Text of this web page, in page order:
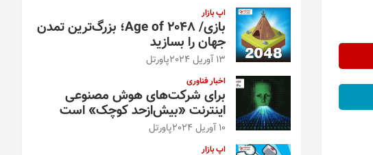
اپ بازار
بازی/ Age of 2048؛ بزرگ‌ترین تمدن
جهان را بسازید
13 آوریل 2024 پاورتل
اخبار فناوری
برای شرکت‌های هوش مصنوعی
اینترنت «بیش‌از‌حد کوچک» است
10 آوریل 2024 پاورتل
اپ بازار